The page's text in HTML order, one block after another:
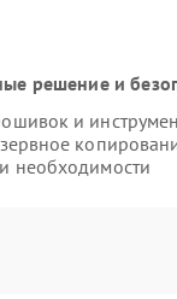
решение и
и
необходимости